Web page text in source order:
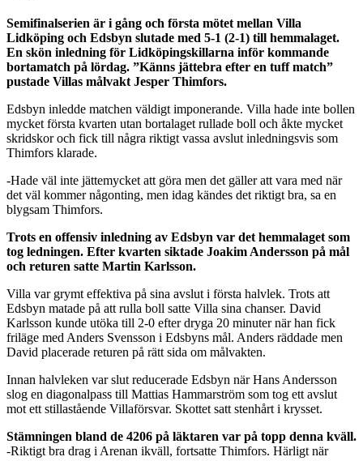
Semifinalserien är i gång och första mötet mellan Villa
Lidköping och Edsbyn slutade med 5-1 (2-1) till hemmalaget.
En skön inledning för Lidköpingskillarna inför kommande
bortamatch på lördag. ”Känns jättebra efter en tuff match”
pustade Villas målvakt Jesper Thimfors.
Edsbyn inledde matchen väldigt imponerande. Villa hade inte bollen
mycket första kvarten utan bortalaget rullade boll och åkte mycket
skridskor och fick till några riktigt vassa avslut inledningsvis som
Thimfors klarade.
-Hade väl inte jättemycket att göra men det gäller att vara med när
det väl kommer någonting, men idag kändes det riktigt bra, sa en
blygsam Thimfors.
Trots en offensiv inledning av Edsbyn var det hemmalaget som
tog ledningen. Efter kvarten siktade Joakim Andersson på mål
och returen satte Martin Karlsson.
Villa var grymt effektiva på sina avslut i första halvlek. Trots att
Edsbyn matade på att rulla boll satte Villa sina chanser. David
Karlsson kunde utöka till 2-0 efter dryga 20 minuter när han fick
friläge med Anders Svensson i Edsbyns mål. Anders räddade men
David placerade returen på rätt sida om målvakten.
Innan halvleken var slut reducerade Edsbyn när Hans Andersson
slog en diagonalpass till Mattias Hammarström som tog ett avslut
mot ett stillastående Villaförsvar. Skottet satt stenhårt i krysset.
Stämningen bland de 4206 på läktaren var på topp denna kväll.
-Riktigt bra drag i Arenan ikväll, fortsatte Thimfors. Härligt när